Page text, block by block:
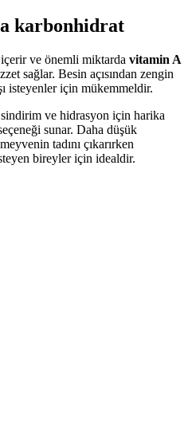
karbonhidrat
ve önemli miktarda vitamin A
sağlar. Besin açısından zengin
isteyenler için mükemmeldir.
ve hidrasyon için harika
sunar. Daha düşük
tadını çıkarırken
bireyler için idealdir.